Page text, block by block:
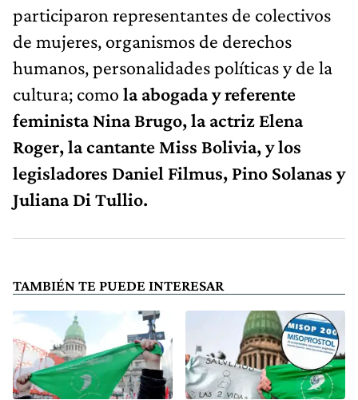
participaron representantes de colectivos
de mujeres, organismos de derechos
humanos, personalidades políticas y de la
cultura; como la abogada y referente
feminista Nina Brugo, la actriz Elena
Roger, la cantante Miss Bolivia, y los
legisladores Daniel Filmus, Pino Solanas y
Juliana Di Tullio.
TAMBIÉN TE PUEDE INTERESAR